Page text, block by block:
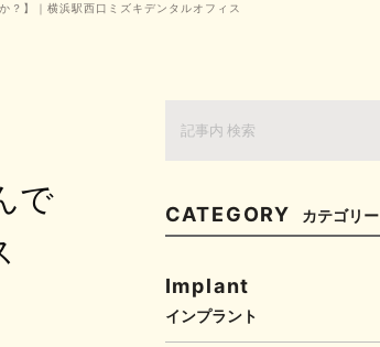
？】｜横浜駅西口ミズキデンタルオフィス
で
CATEGORY カテゴリー
Implant
インプラント